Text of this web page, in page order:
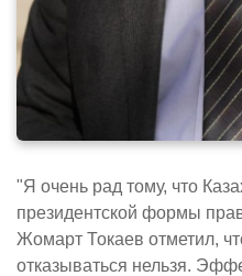
"Я очень рад тому, что
президентской формы
Жомарт Токаев отметил,
отказываться нельзя.